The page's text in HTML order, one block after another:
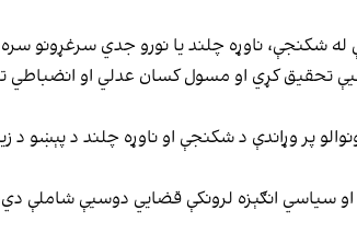
له شکنجې، ناوړه چلند یا نورو جدي سرغړونو
تحقیق کړي او مسول کسان عدلي او انضباطي
پر وړاندې د شکنجې او ناوړه چلند د پېښو د
او سیاسي انګېزه لرونکې قضایي دوسیې شاملې